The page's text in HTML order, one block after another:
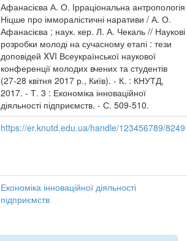
Афанасієва А. О. Ірраціональна антропологія
Ніцше про імморалістичні наративи / А. О.
Афанасієва ; наук. кер. Л. А. Чекаль // Наукові
розробки молоді на сучасному етапі : тези
доповідей XVI Всеукраїнської наукової
конференції молодих вчених та студентів
(27-28 квітня 2017 р., Київ). - К. : КНУТД,
2017. - Т. 3 : Економіка інноваційної
діяльності підприємств. - С. 509-510.
https://er.knutd.edu.ua/handle/123456789/8249
Економіка інноваційної діяльності
підприємств